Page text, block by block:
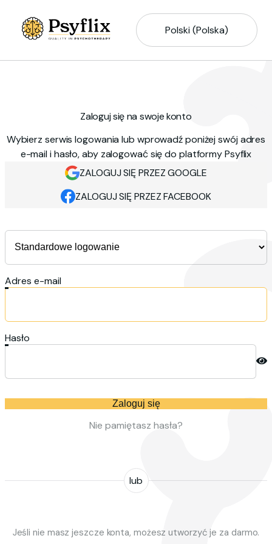
Polski (Polska)
Zaloguj się na swoje konto
Wybierz serwis logowania lub wprowadź poniżej swój adres
e-mail i hasło, aby zalogować się do platformy Psyflix
ZALOGUJ SIĘ PRZEZ GOOGLE
ZALOGUJ SIĘ PRZEZ FACEBOOK
Adres e-mail
Hasło
Zaloguj się
Nie pamiętasz hasła?
lub
Jeśli nie masz jeszcze konta, możesz utworzyć je za darmo.